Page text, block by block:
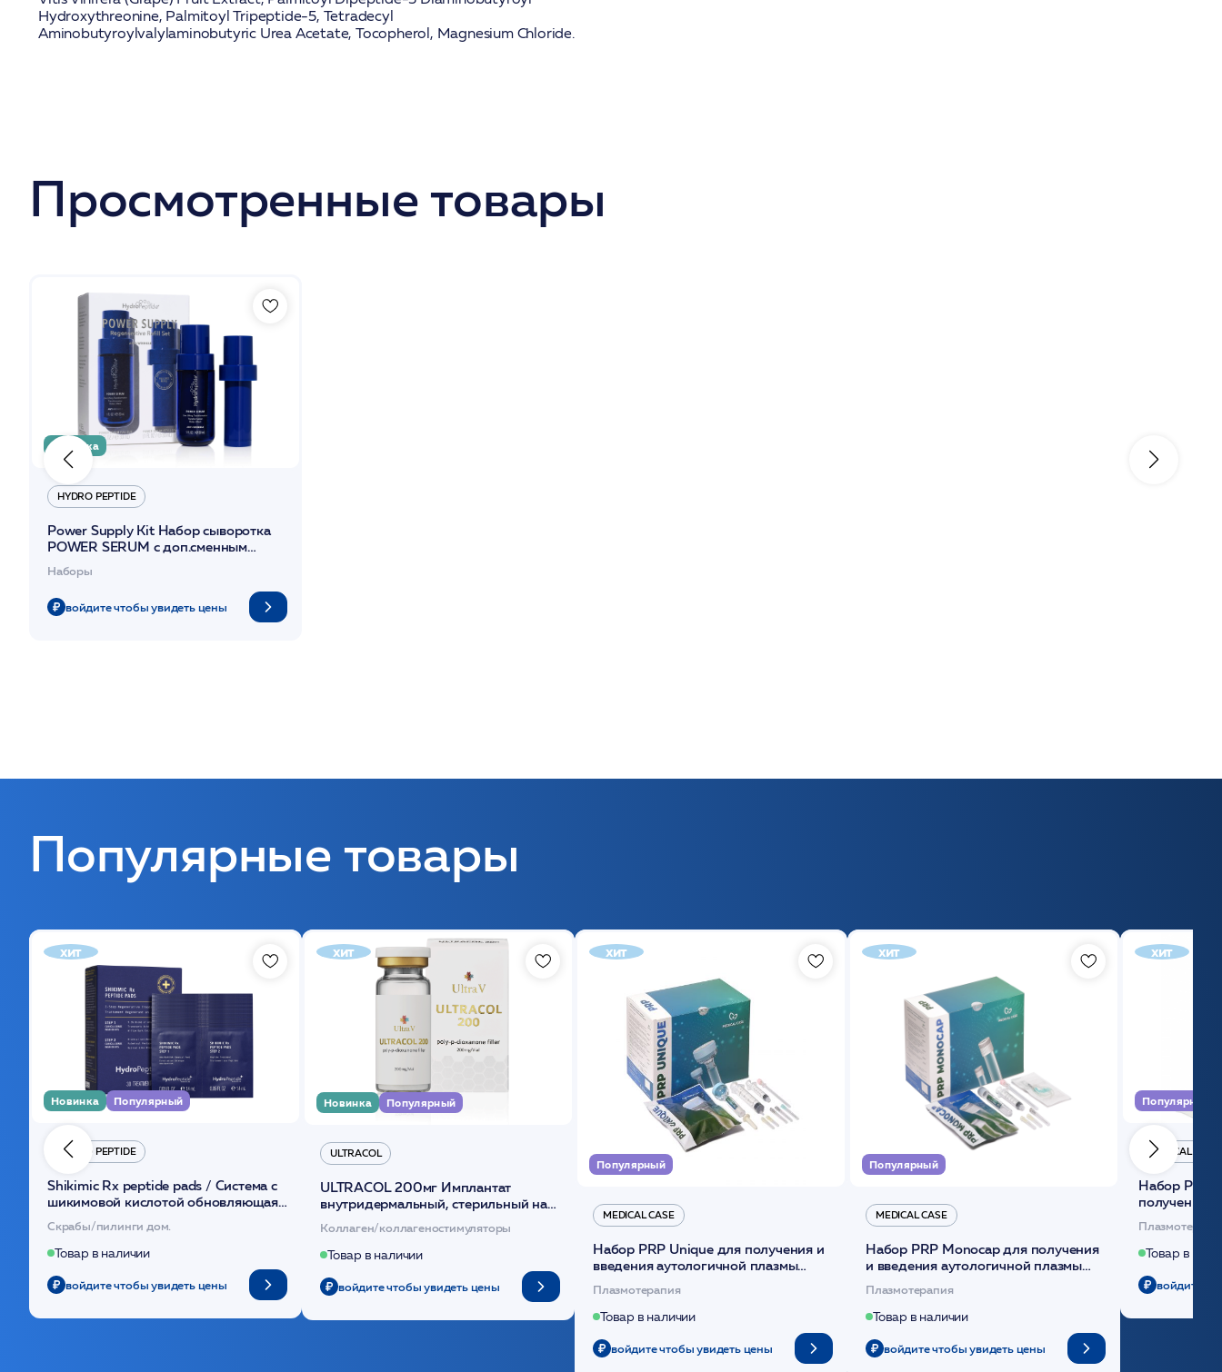
Hydroxythreonine, Palmitoyl Tripeptide-5, Tetradecyl
Aminobutyroylvalylaminobutyric Urea Acetate, Tocopherol, Magnesium Chloride.
Просмотренные товары
Новинка
HYDRO PEPTIDE
Power Supply Kit Набор сыворотка
POWER SERUM с доп.сменным
рефилом /НР
Наборы
войдите чтобы увидеть цены
Популярные товары
хит
Новинка Популярный
HYDRO PEPTIDE
Shikimic Rx peptide pads / Cистема с
шикимовой кислотой обновляющая
(30шт) /HP
Скрабы/пилинги дом.
Товар в наличии
войдите чтобы увидеть цены
хит
Новинка Популярный
ULTRACOL
ULTRACOL 200мг Имплантат
внутридермальный, стерильный на
основе полидиоксанона /ULTRACOL
Коллаген/коллагеностимуляторы
Товар в наличии
войдите чтобы увидеть цены
хит
Популярный
MEDICAL CASE
Набор PRP Unique для получения и
введения аутологичной плазмы
(саше 1шт)/Medical Case
Плазмотерапия
Товар в наличии
войдите чтобы увидеть цены
хит
Популярный
MEDICAL CASE
Набор PRP Monocap для получения
и введения аутологичной плазмы
(саше 1шт)/Medical Case
Плазмотерапия
Товар в наличии
войдите чтобы увидеть цены
хит
Популярный
MEDICAL CASE
Набор Plasmoactive Стандарт для
получения
плазмы
Товар в
войдите